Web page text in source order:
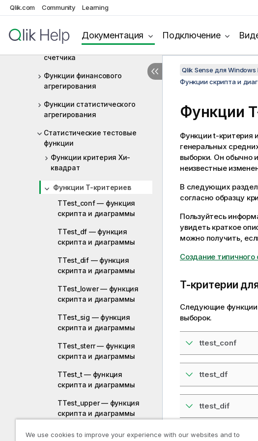
Qlik.com Community Learning
Документация Подключение
Функции агрегирования
Базовые функции
агрегирования
Функции агрегирования
счетчика
Функции финансового
агрегирования
Функции статистического
агрегирования
Статистические тестовые
функции
Функции критерия Хи-
квадрат
Функции T-критериев
TTest_conf — функция
скриптa и диаграммы
TTest_df — функция
скриптa и диаграммы
TTest_dif — функция
скриптa и диаграммы
TTest_lower — функция
скриптa и диаграммы
TTest_sig — функция
скриптa и диаграммы
TTest_sterr — функция
скриптa и диаграммы
TTest_t — функция
скриптa и диаграммы
TTest_upper — функция
скриптa и диаграммы
TTestw_conf — функция
Qlik Sense для
Функции скрипта и
Функции
Функции t-критерия
генеральных
выборки. Он обычно
неизвестные
В следующих
согласно образцу
Пользуйтесь
увидеть краткое
можно получить,
Создание
T-критерии
Следующие функции
выборок.
ttest_conf
ttest_df
ttest_dif
ttest_lower
We use cookies to improve your experience with our websites and to